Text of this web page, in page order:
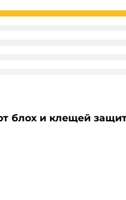
блох и клещей